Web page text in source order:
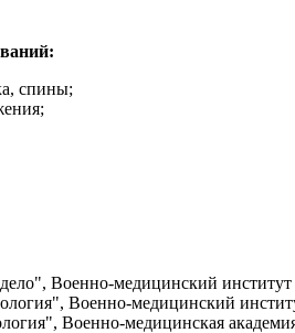
спины;
Военно-медицинский
Военно-медицинский
Военно-медицинская